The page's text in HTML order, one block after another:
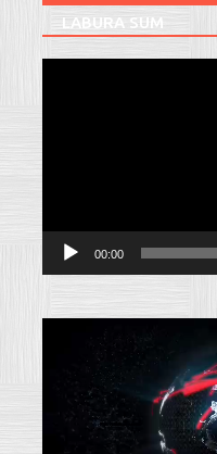
LABURA SUM
00:00